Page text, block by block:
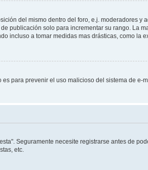
del mismo dentro del foro, e.j. moderadores y
publicación solo para incrementar su rango. La
incluso a tomar medidas mas drásticas, como la
para prevenir el uso malicioso del sistema de e-
Seguramente necesite registrarse antes de
etc.